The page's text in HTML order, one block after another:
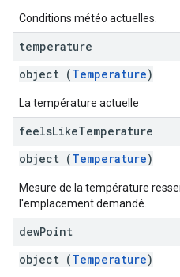
Conditions météo actuelles.
temperature
object (Temperature)
La température actuelle
feelsLikeTemperature
object (Temperature)
Mesure de la température
l'emplacement demandé.
dewPoint
object (Temperature)